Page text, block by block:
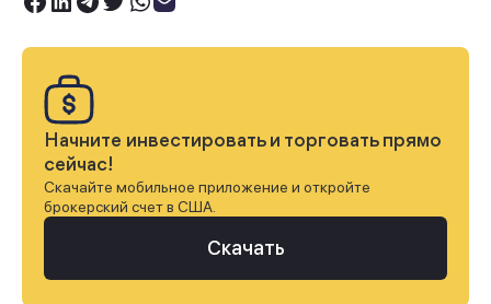
Начните инвестировать и торговать прямо
сейчас!
Скачайте мобильное приложение и откройте
брокерский счет в США.
Скачать